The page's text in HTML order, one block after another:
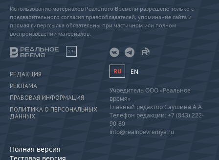
Использование материалов Реального Времени разрешено только с
предварительного согласия правообладателей, упоминание сайта и
прямая гиперссылка обязательны при частичном или полном
воспроизведении материалов.
18+
РЕДАКЦИЯ
РЕКЛАМА
ПРАВОВАЯ ИНФОРМАЦИЯ
ПОЛИТИКА О ПЕРСОНАЛЬНЫХ
ДАННЫХ
Полная версия
RU EN
Учредитель ООО «Реальное
время»
Главный редактор Саушина А.А.
Телефон редакции: +7 (843) 222-
90-80
info@realnoevremya.ru